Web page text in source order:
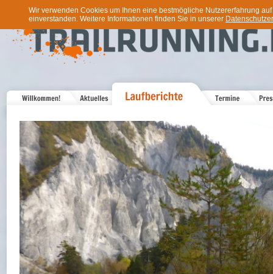
Wir verwenden Cookies um Ihnen eine bestmögliche Nutzererfahrung
einverstanden. Weitere Informationen finden Sie in unserer